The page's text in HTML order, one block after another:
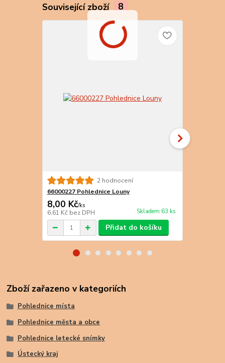
Související zboží 8
2 hodnocení
66000227 Pohlednice Louny
8,00 Kč/ks
6,61 Kč bez DPH Skladem 63 ks
Přidat do košíku
Zboží zařazeno v kategoriích
Pohlednice místa
Pohlednice města a obce
Pohlednice letecké snímky
Ústecký kraj